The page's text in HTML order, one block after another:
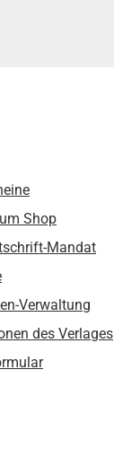
Shop
Mandat
Verwaltung
des Verlages